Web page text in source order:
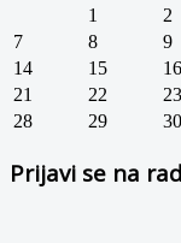
1
2
7
8 9
14
15 16
21
22 23
28
29 30
Prijavi se na